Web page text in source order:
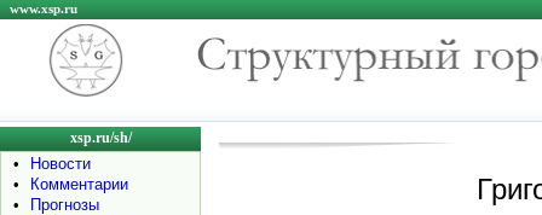
www.xsp.ru
xsp.ru/sh/
•
Новости
•
Комментарии
•
Прогнозы